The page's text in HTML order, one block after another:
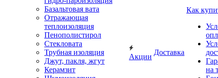
Базальтовая вата
Отражающая
теплоизоляция
Пенополистирол
Стекловата
Трубная изоляция
Джут, пакля, жгут
Керамзит
Акции
Доставка
Как
на